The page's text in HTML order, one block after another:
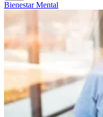
Bienestar Mental